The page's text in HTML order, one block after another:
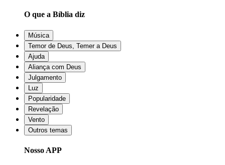
O que a Bíblia diz
Música
Temor de Deus, Temer a Deus
Ajuda
Aliança com Deus
Julgamento
Luz
Popularidade
Revelação
Vento
Outros temas
Nosso APP